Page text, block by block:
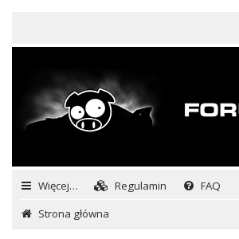
Więcej… Regulamin FAQ
Strona główna